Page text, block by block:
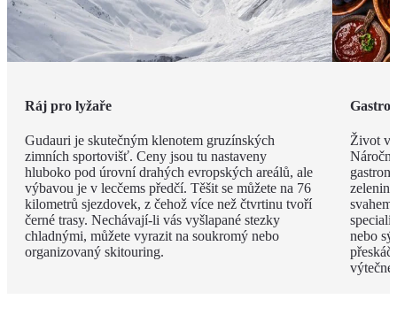
Ráj pro lyžaře
Gudauri je skutečným klenotem gruzínských
zimních sportovišť. Ceny jsou tu nastaveny
hluboko pod úrovní drahých evropských areálů, ale
výbavou je v lecčems předčí. Těšit se můžete na 76
kilometrů sjezdovek, z čehož více než čtvrtinu tvoří
černé trasy. Nechávají-li vás vyšlapané stezky
chladnými, můžete vyrazit na soukromý nebo
organizovaný skitouring.
Život v
nebo